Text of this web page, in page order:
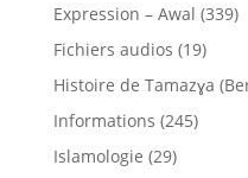
Expression – Awal (339)
Fichiers audios (19)
Histoire de Tamazɣa
Informations (245)
Islamologie (29)